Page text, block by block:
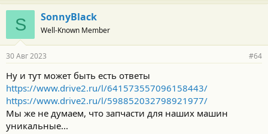
S SonnyBlack
Well-Known Member
30 Авг 2023 #64
Ну и тут может быть есть ответы
https://www.drive2.ru/l/641573557096158443/
https://www.drive2.ru/l/598852032798921977/
Мы же не думаем, что запчасти для наших машин
уникальные...